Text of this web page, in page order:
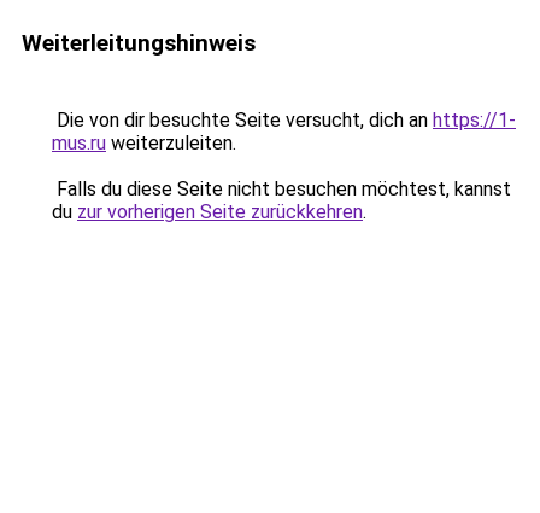
Weiterleitungshinweis
Die von dir besuchte Seite versucht, dich an https://1-
mus.ru weiterzuleiten.
Falls du diese Seite nicht besuchen möchtest, kannst
du zur vorherigen Seite zurückkehren.